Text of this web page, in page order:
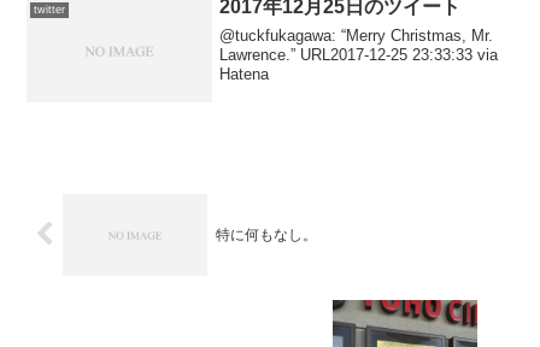
twitter 2017年12月25日のツイート
@tuckfukagawa: “Merry Christmas, Mr.
Lawrence.” URL2017-12-25 23:33:33 via
Hatena
特に何もなし。